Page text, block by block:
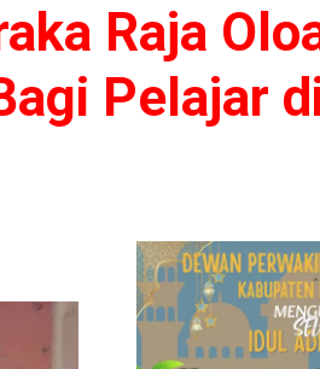
Raja
Pelajar